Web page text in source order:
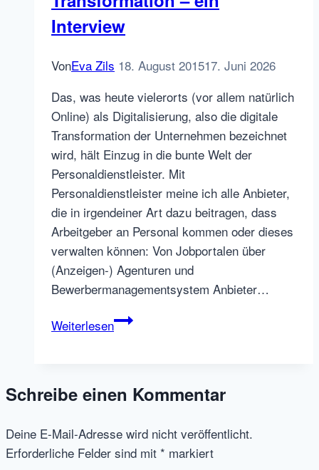
agilen
das
Mindset
hochhalten
Interview
VonEva Zils 18. August 201517. Juni 2026
Das, was heute vielerorts (vor allem natürlich
Online) als Digitalisierung, also die digitale
Transformation der Unternehmen bezeichnet
wird, hält Einzug in die bunte Welt der
Personaldienstleister. Mit
Personaldienstleister meine ich alle Anbieter,
die in irgendeiner Art dazu beitragen, dass
Arbeitgeber an Personal kommen oder dieses
verwalten können: Von Jobportalen über
(Anzeigen-) Agenturen und
Bewerbermanagementsystem Anbieter…
WeiterlesenTrenkwalder
Transformation
ein
Interview
Schreibe einen Kommentar
Deine E-Mail-Adresse wird nicht veröffentlicht.
Erforderliche Felder sind mit * markiert